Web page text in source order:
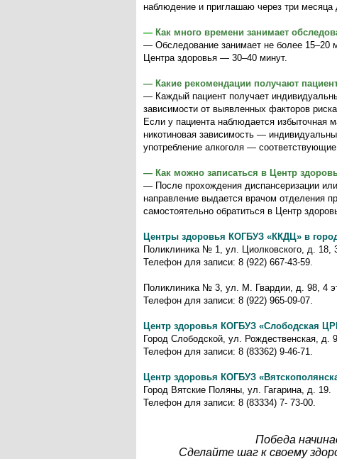
наблюдение и приглашаю через три месяца
— Как много времени занимает
— Обследование занимает не более 15–20
Центра здоровья — 30–40 минут.
— Какие рекомендации получают
— Каждый пациент получает
зависимости от выявленных факторов
Если у пациента наблюдается избыточная
никотиновая зависимость —
употребление алкоголя —
— Как можно записаться в Центр
— После прохождения диспансеризации
направление выдается врачом отделения
самостоятельно обратиться в Центр
Центры здоровья КОГБУЗ «ККДЦ» в
Поликлиника № 1, ул. Циолковского, д. 18,
Телефон для записи: 8 (922) 667-43-59.
Поликлиника № 3, ул. М. Гвардии, д. 98, 4
Телефон для записи: 8 (922) 965-09-07.
Центр здоровья КОГБУЗ «Слободская
Город Слободской, ул. Рождественская, д.
Телефон для записи: 8 (83362) 9-46-71.
Центр здоровья КОГБУЗ
Город Вятские Поляны, ул. Гагарина, д. 19.
Телефон для записи: 8 (83334) 7- 73-00.
Победа
Сделайте шаг к своему